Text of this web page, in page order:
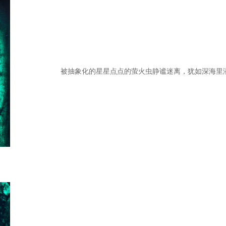
被抽象化的星星点点的萤火虫静谧迷离，犹如深海里